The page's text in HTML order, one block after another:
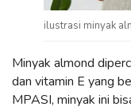
ilustrasi minyak
Minyak almond
dan vitamin E yang
MPASI, minyak ini